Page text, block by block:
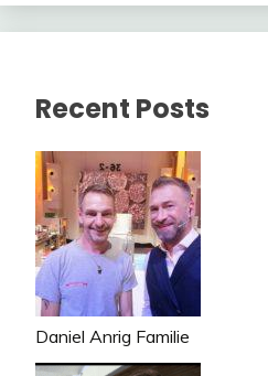
Recent Posts
Daniel Anrig Familie